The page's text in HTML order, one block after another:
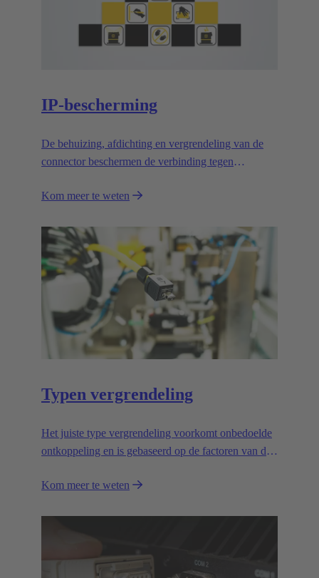
IP-bescherming
De behuizing, afdichting en vergrendeling van de
connector beschermen de verbinding tegen
Kom meer te weten
Typen vergrendeling
Het juiste type vergrendeling voorkomt onbedoelde
ontkoppeling en is gebaseerd op de factoren van de
Kom meer te weten